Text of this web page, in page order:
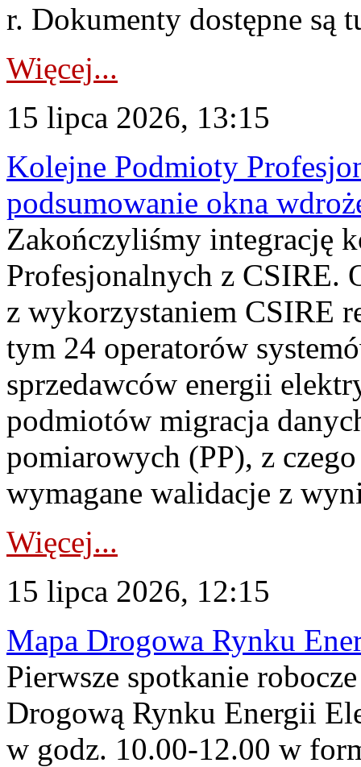
r. Dokumenty dostępne są
Więcej...
15 lipca 2026, 13:15
Kolejne Podmioty
podsumowanie okna
Zakończyliśmy integrację
Profesjonalnych z CSIRE.
z wykorzystaniem CSIRE
tym 24 operatorów
sprzedawców energii
podmiotów migracja
pomiarowych (PP), z
wymagane walidacje z
Więcej...
15 lipca 2026, 12:15
Mapa Drogowa Rynku
Pierwsze spotkanie
Drogową Rynku Energii
w godz. 10.00-12.00 w